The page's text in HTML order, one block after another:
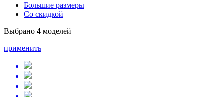
Большие размеры
Со скидкой
Выбрано 4 моделей
применить